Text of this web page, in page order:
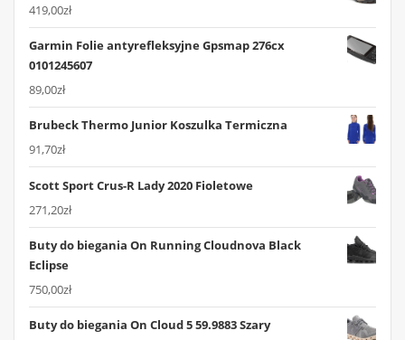
419,00zł
Garmin Folie antyrefleksyjne Gpsmap 276cx
0101245607
89,00zł
Brubeck Thermo Junior Koszulka Termiczna
91,70zł
Scott Sport Crus-R Lady 2020 Fioletowe
271,20zł
Buty do biegania On Running Cloudnova Black
Eclipse
750,00zł
Buty do biegania On Cloud 5 59.9883 Szary